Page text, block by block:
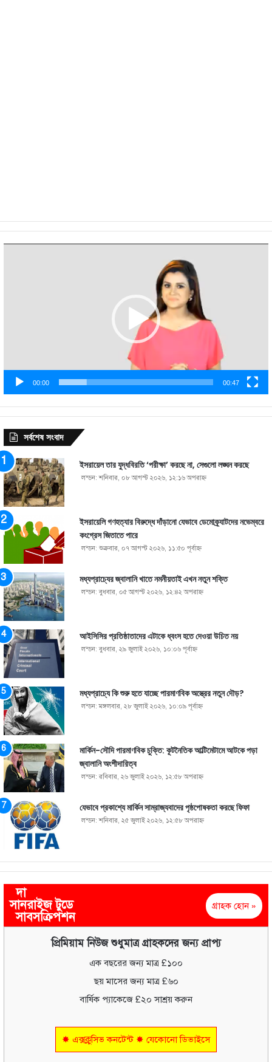
00:00 00:47
সর্বশেষ সংবাদ
ইসরায়েল তার যুদ্ধবিরতি ‘পরীক্ষা’ করছে না, সেগুলো লঙ্ঘন করছে
লন্ডন: শনিবার, ০৮ আগস্ট ২০২৬, ১২:১৬ অপরাহ্ণ
ইসরায়েলি গণহত্যার বিরুদ্ধে দাঁড়ানো যেভাবে ডেমোক্র্যাটদের নভেম্বরে
কংগ্রেস জিতাতে পারে
লন্ডন: শুক্রবার, ০৭ আগস্ট ২০২৬, ১১:৫০ পূর্বাহ্ণ
মধ্যপ্রাচ্যের জ্বালানি খাতে নমনীয়তাই এখন নতুন শক্তি
লন্ডন: বুধবার, ০৫ আগস্ট ২০২৬, ১২:৪২ অপরাহ্ণ
আইসিসির প্রতিষ্ঠাতাদের এটাকে ধ্বংস হতে দেওয়া উচিত নয়
লন্ডন: বুধবার, ২৯ জুলাই ২০২৬, ১০:০৬ পূর্বাহ্ণ
মধ্যপ্রাচ্যে কি শুরু হতে যাচ্ছে পারমাণবিক অস্ত্রের নতুন দৌড়?
লন্ডন: মঙ্গলবার, ২৮ জুলাই ২০২৬, ১০:০৯ পূর্বাহ্ণ
মার্কিন-সৌদি পারমাণবিক চুক্তি: কূটনৈতিক আল্টিমেটামে আটকে পড়া
জ্বালানি অংশীদারিত্ব
লন্ডন: রবিবার, ২৬ জুলাই ২০২৬, ১২:৫৮ অপরাহ্ণ
যেভাবে প্রকাশ্যে মার্কিন সাম্রাজ্যবাদের পৃষ্ঠপোষকতা করছে ফিফা
লন্ডন: শনিবার, ২৫ জুলাই ২০২৬, ১২:৫৮ অপরাহ্ণ
দা
সানরাইজ টুডে
সাবসক্রিপশন
গ্রাহক হোন »
প্রিমিয়াম নিউজ শুধুমাত্র গ্রাহকদের জন্য প্রাপ্য
এক বছরের জন্য মাত্র £১০০
ছয় মাসের জন্য মাত্র £৬০
বার্ষিক প্যাকেজে £২০ সাশ্রয় করুন
✸ এক্সক্লুসিভ কনটেন্ট ✸ যেকোনো ডিভাইসে